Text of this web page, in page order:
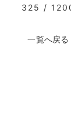
325 /
一覧へ戻る